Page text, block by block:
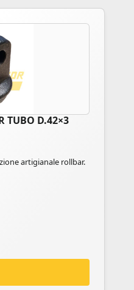
TUBO D.42×3
artigianale rollbar.